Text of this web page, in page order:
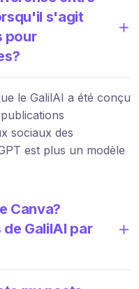
s'agit
pour
le GalilAI a été conçu
sociaux des
est plus un modèle
Canva?
GalilAI par